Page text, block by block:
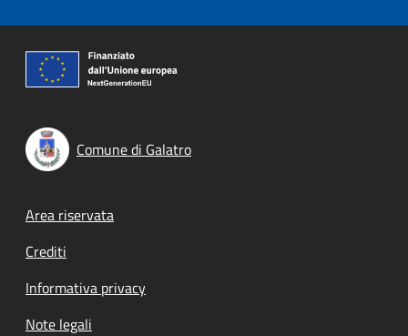
Comune di Galatro
Footer menu
Area riservata
Crediti
Informativa privacy
Note legali